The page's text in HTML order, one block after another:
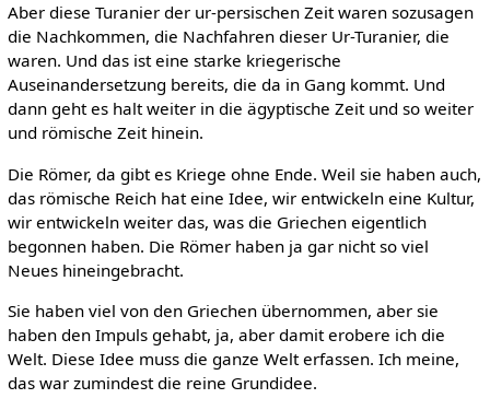
Aber diese Turanier der ur-persischen Zeit waren sozusagen
die Nachkommen, die Nachfahren dieser Ur-Turanier, die
waren. Und das ist eine starke kriegerische
Auseinandersetzung bereits, die da in Gang kommt. Und
dann geht es halt weiter in die ägyptische Zeit und so weiter
und römische Zeit hinein.
Die Römer, da gibt es Kriege ohne Ende. Weil sie haben auch,
das römische Reich hat eine Idee, wir entwickeln eine Kultur,
wir entwickeln weiter das, was die Griechen eigentlich
begonnen haben. Die Römer haben ja gar nicht so viel
Neues hineingebracht.
Sie haben viel von den Griechen übernommen, aber sie
haben den Impuls gehabt, ja, aber damit erobere ich die
Welt. Diese Idee muss die ganze Welt erfassen. Ich meine,
das war zumindest die reine Grundidee.